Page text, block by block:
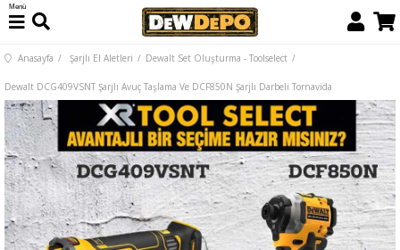
Menü
Anasayfa Şarjlı El Aletleri Dewalt Set Oluşturma - Toolselect
Dewalt DCG409VSNT Şarjlı Avuç Taşlama Ve DCF850N Şarjlı Darbeli Tornavida